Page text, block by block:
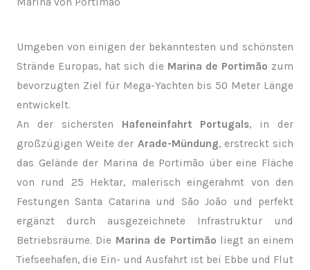
Umgeben von einigen der bekanntesten und schönsten
Strände Europas, hat sich die Marina de Portimão zum
bevorzugten Ziel für Mega-Yachten bis 50 Meter Länge
entwickelt.
An der sichersten Hafeneinfahrt Portugals, in der
großzügigen Weite der Arade-Mündung, erstreckt sich
das Gelände der Marina de Portimão über eine Fläche
von rund 25 Hektar, malerisch eingerahmt von den
Festungen Santa Catarina und São João und perfekt
ergänzt durch ausgezeichnete Infrastruktur und
Betriebsräume. Die Marina de Portimão liegt an einem
Tiefseehafen, die Ein- und Ausfahrt ist bei Ebbe und Flut